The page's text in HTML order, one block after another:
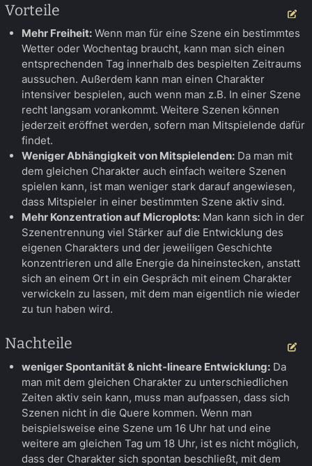
Vorteile
Mehr Freiheit: Wenn man für eine Szene ein bestimmtes
Wetter oder Wochentag braucht, kann man sich einen
entsprechenden Tag innerhalb des bespielten Zeitraums
aussuchen. Außerdem kann man einen Charakter
intensiver bespielen, auch wenn man z.B. In einer Szene
recht langsam vorankommt. Weitere Szenen können
jederzeit eröffnet werden, sofern man Mitspielende dafür
findet.
Weniger Abhängigkeit von Mitspielenden: Da man mit
dem gleichen Charakter auch einfach weitere Szenen
spielen kann, ist man weniger stark darauf angewiesen,
dass Mitspieler in einer bestimmten Szene aktiv sind.
Mehr Konzentration auf Microplots: Man kann sich in der
Szenentrennung viel Stärker auf die Entwicklung des
eigenen Charakters und der jeweiligen Geschichte
konzentrieren und alle Energie da hineinstecken, anstatt
sich an einem Ort in ein Gespräch mit einem Charakter
verwickeln zu lassen, mit dem man eigentlich nie wieder
zu tun haben wird.
Nachteile
weniger Spontanität & nicht-lineare Entwicklung: Da
man mit dem gleichen Charakter zu unterschiedlichen
Zeiten aktiv sein kann, muss man aufpassen, dass sich
Szenen nicht in die Quere kommen. Wenn man
beispielsweise eine Szene um 16 Uhr hat und eine
weitere am gleichen Tag um 18 Uhr, ist es nicht möglich,
dass der Charakter sich spontan beschließt, mit dem